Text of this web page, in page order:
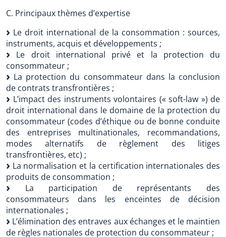
C. Principaux thèmes d’expertise
Le droit international de la consommation : sources,
instruments, acquis et développements ;
Le droit international privé et la protection du
consommateur ;
La protection du consommateur dans la conclusion
de contrats transfrontières ;
L’impact des instruments volontaires (« soft-law ») de
droit international dans le domaine de la protection du
consommateur (codes d’éthique ou de bonne conduite
des entreprises multinationales, recommandations,
modes alternatifs de règlement des litiges
transfrontières, etc) ;
La normalisation et la certification internationales des
produits de consommation ;
La participation de représentants des
consommateurs dans les enceintes de décision
internationales ;
L’élimination des entraves aux échanges et le maintien
de règles nationales de protection du consommateur ;